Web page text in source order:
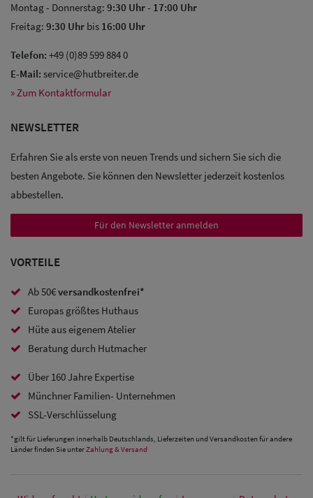
Sale: Caps
Baseball
Caps
Sale: Army
Sale:
Trucker
Caps
Ohrenschutz
Montag - Donnerstag: 9:30 Uhr- 17:00 Uhr
Freitag: 9:30 Uhr bis 16:00 Uhr
Telefon: +49 (0)89 599 884 0
E-Mail: service@hutbreiter.de
» Zum Kontaktformular
NEWSLETTER
Erfahren Sie als erste von neuen Trends und sichern Sie sich die
besten Angebote. Sie können den Newsletter jederzeit kostenlos
abbestellen.
Für den Newsletter anmelden
VORTEILE
Ab 50€versandkostenfrei*
Europas größtes Huthaus
Hüte aus eigenem Atelier
Beratung durch Hutmacher
Über 160 Jahre Expertise
Münchner Familien- Unternehmen
SSL-Verschlüsselung
*gilt für Lieferungen innerhalb Deutschlands, Lieferzeiten und Versandkosten für andere
Länder finden Sie unterZahlung & Versand